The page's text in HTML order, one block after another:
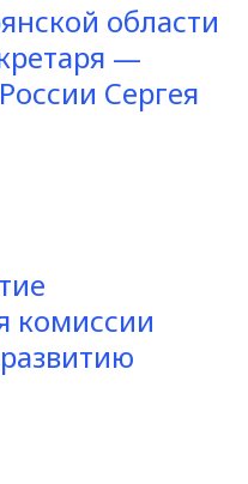
области
—
Сергея
комиссии